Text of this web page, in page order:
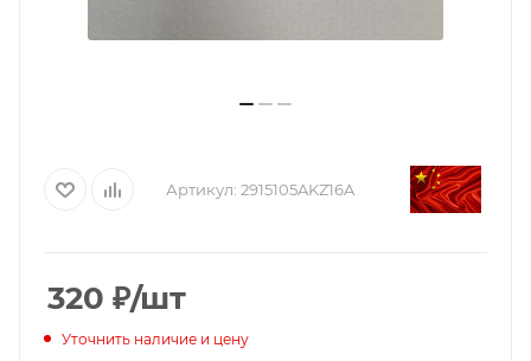
Артикул: 2915105AKZ16A
320 ₽/шт
Уточнить наличие и цену